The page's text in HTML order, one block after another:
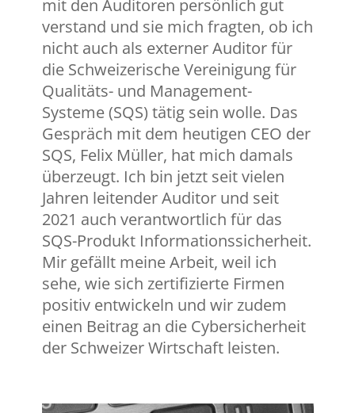
mit den Auditoren persönlich gut
verstand und sie mich fragten, ob ich
nicht auch als externer Auditor für
die Schweizerische Vereinigung für
Qualitäts- und Management-
Systeme (SQS) tätig sein wolle. Das
Gespräch mit dem heutigen CEO der
SQS, Felix Müller, hat mich damals
überzeugt. Ich bin jetzt seit vielen
Jahren leitender Auditor und seit
2021 auch verantwortlich für das
SQS-Produkt Informationssicherheit.
Mir gefällt meine Arbeit, weil ich
sehe, wie sich zertifizierte Firmen
positiv entwickeln und wir zudem
einen Beitrag an die Cybersicherheit
der Schweizer Wirtschaft leisten.